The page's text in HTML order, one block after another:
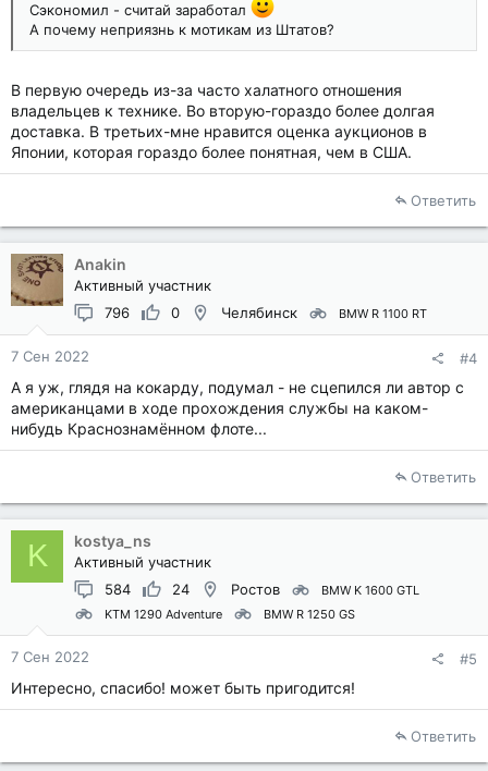
Сэкономил - считай заработал
А почему неприязнь к мотикам из Штатов?
В первую очередь из-за часто халатного отношения
владельцев к технике. Во вторую-гораздо более долгая
доставка. В третьих-мне нравится оценка аукционов в
Японии, которая гораздо более понятная, чем в США.
Ответить
Anakin
Активный участник
796
0 Челябинск BMW R 1100 RT
7 Сен 2022 #4
А я уж, глядя на кокарду, подумал - не сцепился ли автор с
американцами в ходе прохождения службы на каком-
нибудь Краснознамённом флоте...
Ответить
K kostya_ns
Активный участник
584
24 Ростов
BMW K 1600 GTL
KTM 1290 Adventure
BMW R 1250 GS
7 Сен 2022 #5
Интересно, спасибо! может быть пригодится!
Ответить